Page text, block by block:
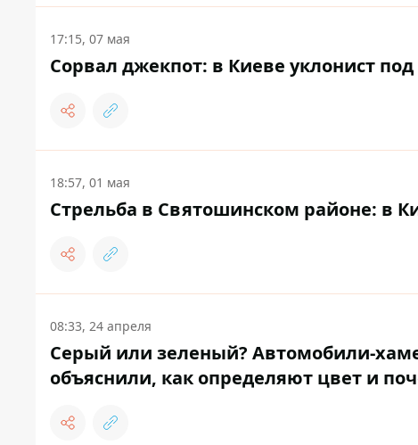
17:15, 07 мая
Сорвал джекпот: в Киеве уклонист
18:57, 01 мая
Стрельба в Святошинском районе: в
08:33, 24 апреля
Серый или зеленый? Автомобили-
объяснили, как определяют цвет и